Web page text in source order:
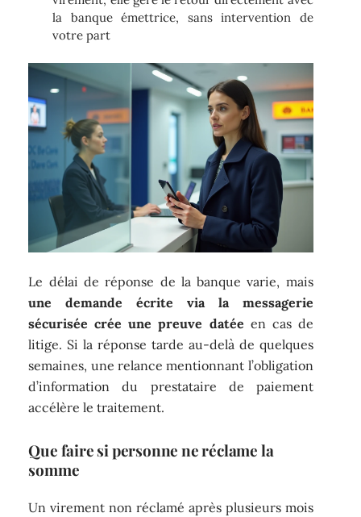
la banque émettrice, sans intervention de
votre part
Le délai de réponse de la banque varie, mais
une demande écrite via la messagerie
sécurisée crée une preuve datée en cas de
litige. Si la réponse tarde au-delà de quelques
semaines, une relance mentionnant l’obligation
d’information du prestataire de paiement
accélère le traitement.
Que faire si personne ne réclame la
somme
Un virement non réclamé après plusieurs mois